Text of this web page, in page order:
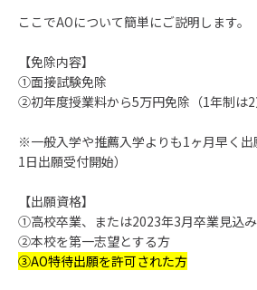
ここでAOについて簡単にご説明します。
【免除内容】
①面接試験免除
②初年度授業料から5万円免除（1年制は2
※一般入学や推薦入学よりも1ヶ月早く出
1日出願受付開始）
【出願資格】
①高校卒業、または2023年3月卒業見込
②本校を第一志望とする方
③AO特待出願を許可された方